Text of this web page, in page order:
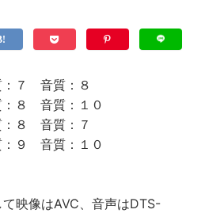
７ 音質：８
：８ 音質：１０
：８ 音質：７
：９ 音質：１０
映像はAVC、音声はDTS-